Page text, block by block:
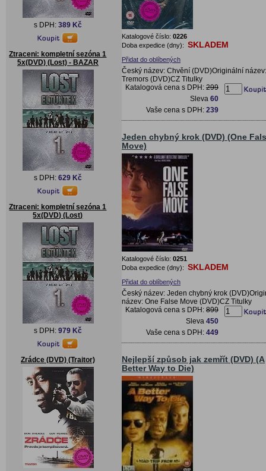
s DPH: 389 Kč
Ztraceni: kompletní sezóna 1
5x(DVD) (Lost) - BAZAR
s DPH: 629 Kč
Ztraceni: kompletní sezóna 1
5x(DVD) (Lost)
s DPH: 979 Kč
Zrádce (DVD) (Traitor)
Katalogové číslo: 0226
Doba expedice (dny): SKLADEM
Přidat do oblíbených
Český název: Chvění (DVD)Originální název:
Tremors (DVD)CZ Titulky
Katalogová cena s DPH: 299
Sleva 60
Vaše cena s DPH: 239
Jeden chybný krok (DVD) (One
Move)
Katalogové číslo: 0251
Doba expedice (dny): SKLADEM
Přidat do oblíbených
Český název: Jeden chybný krok
název: One False Move (DVD)CZ Titulky
Katalogová cena s DPH: 899
Sleva 450
Vaše cena s DPH: 449
Nejlepší způsob jak zemřít (DVD) (A
Better Way to Die)